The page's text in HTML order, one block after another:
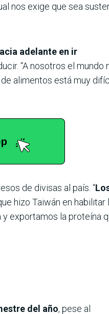
nos exige que sea
adelante en ir
“A nosotros el mundo
alimentos está muy
de divisas al país. “
hizo Taiwán en habilitar
exportamos la proteína
del año, pese al